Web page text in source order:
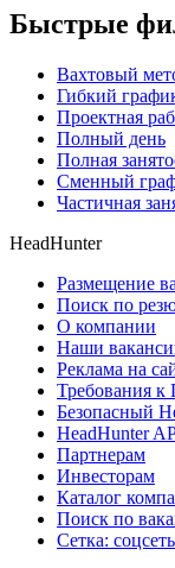
Быстрые
Вахтовый
Гибкий
Проектная
Полный день
Полная
Сменный
Частичная
HeadHunter
Размещение
Поиск по
О компании
Наши
Реклама на
Требования
Безопасный
HeadHunter
Партнерам
Инвесторам
Каталог
Поиск по
Сетка: